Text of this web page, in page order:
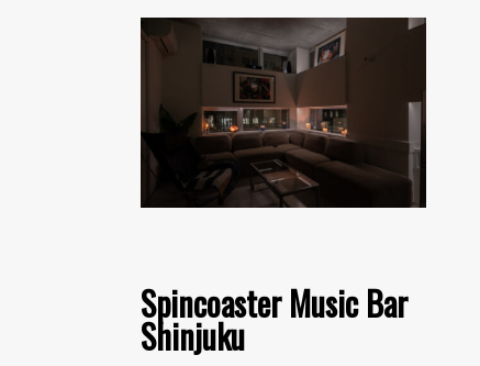
Spincoaster Music Bar
Shinjuku